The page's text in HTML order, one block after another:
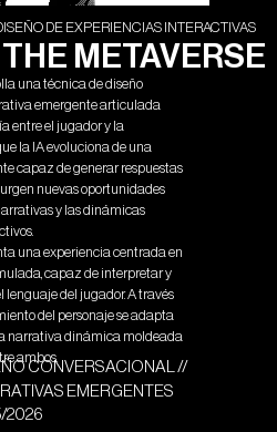
DE EXPERIENCIAS INTERACTIVAS
METAVERSE
una técnica de diseño
emergente articulada
entre el jugador y la
la IA evoluciona de una
capaz de generar respuestas
nuevas oportunidades
y las dinámicas
una experiencia centrada en
capaz de interpretar y
lenguaje del jugador. A través
del personaje se adapta
narrativa dinámica moldeada
ambos.
CONVERSACIONAL //
EMERGENTES
2026